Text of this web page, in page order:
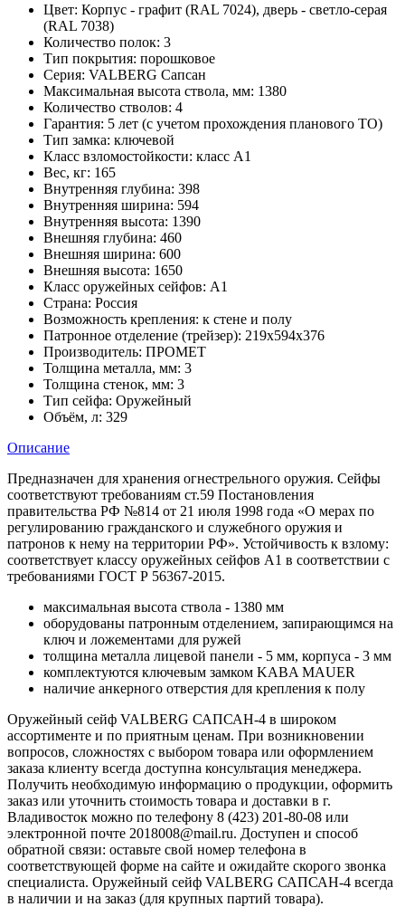
Цвет: Корпус - графит (RAL 7024), дверь - светло-серая
(RAL 7038)
Количество полок: 3
Тип покрытия: порошковое
Серия: VALBERG Сапсан
Максимальная высота ствола, мм: 1380
Количество стволов: 4
Гарантия: 5 лет (с учетом прохождения планового ТО)
Тип замка: ключевой
Класс взломостойкости: класс А1
Вес, кг: 165
Внутренняя глубина: 398
Внутренняя ширина: 594
Внутренняя высота: 1390
Внешняя глубина: 460
Внешняя ширина: 600
Внешняя высота: 1650
Класс оружейных сейфов: А1
Страна: Россия
Возможность крепления: к стене и полу
Патронное отделение (трейзер): 219х594х376
Производитель: ПРОМЕТ
Толщина металла, мм: 3
Толщина стенок, мм: 3
Тип сейфа: Оружейный
Объём, л: 329
Описание
Предназначен для хранения огнестрельного оружия. Сейфы
соответствуют требованиям ст.59 Постановления
правительства РФ №814 от 21 июля 1998 года «О мерах по
регулированию гражданского и служебного оружия и
патронов к нему на территории РФ». Устойчивость к взлому:
соответствует классу оружейных сейфов А1 в соответствии с
требованиями ГОСТ Р 56367-2015.
максимальная высота ствола - 1380 мм
оборудованы патронным отделением, запирающимся на
ключ и ложементами для ружей
толщина металла лицевой панели - 5 мм, корпуса - 3 мм
комплектуются ключевым замком KABA MAUER
наличие анкерного отверстия для крепления к полу
Оружейный сейф VALBERG САПСАН-4 в широком
ассортименте и по приятным ценам. При возникновении
вопросов, сложностях с выбором товара или оформлением
заказа клиенту всегда доступна консультация менеджера.
Получить необходимую информацию о продукции, оформить
заказ или уточнить стоимость товара и доставки в г.
Владивосток можно по телефону 8 (423) 201-80-08 или
электронной почте 2018008@mail.ru. Доступен и способ
обратной связи: оставьте свой номер телефона в
соответствующей форме на сайте и ожидайте скорого звонка
специалиста. Оружейный сейф VALBERG САПСАН-4 всегда
в наличии и на заказ (для крупных партий товара).